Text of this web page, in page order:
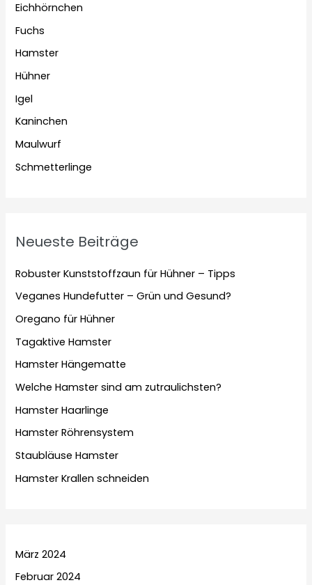
Eichhörnchen
Fuchs
Hamster
Hühner
Igel
Kaninchen
Maulwurf
Schmetterlinge
Neueste Beiträge
Robuster Kunststoffzaun für Hühner – Tipps
Veganes Hundefutter – Grün und Gesund?
Oregano für Hühner
Tagaktive Hamster
Hamster Hängematte
Welche Hamster sind am zutraulichsten?
Hamster Haarlinge
Hamster Röhrensystem
Staubläuse Hamster
Hamster Krallen schneiden
März 2024
Februar 2024